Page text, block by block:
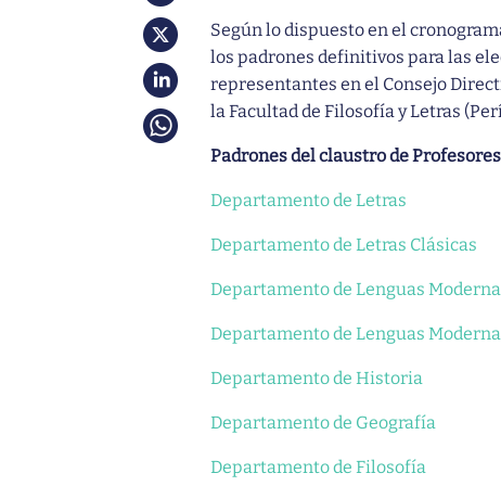
Según lo dispuesto en el
los padrones definitivos para las
representantes en el Consejo
la Facultad de Filosofía y Letras
Padrones del claustro de
Departamento de Letras
Departamento de Letras Clásicas
Departamento de Lenguas
Departamento de Lenguas
Departamento de Historia
Departamento de Geografía
Departamento de Filosofía